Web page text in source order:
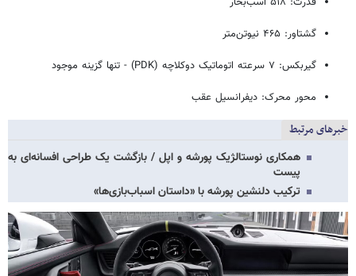
گشتاور: ۴۶۵ نیوتن‌متر
گیربکس: ۷ سرعته اتوماتیک دوکلاچه (PDK) - تنها گزینه موجود
محور محرک: دیفرانسیل عقب
خبرهای مرتبط
همکاری نوستالژیک پورشه و اپل / بازگشت یک طراحی افسانه‌ای به
پیست
ترکیب دلنشین پورشه با «داستان‌ اسباب‌بازی‌ها»